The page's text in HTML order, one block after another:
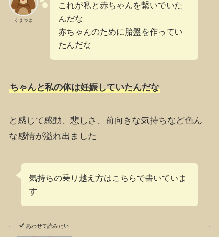
くまつま
これが私と赤ちゃんを繋いでいた
んだな
赤ちゃんのために胎盤を作ってい
たんだな
ちゃんと私の体は妊娠していたんだな
と感じて感動、悲しさ、前向きな気持ちなど色ん
な感情が溢れ出ました
気持ちの乗り越え方はこちらで書いていま
す
あわせて読みたい